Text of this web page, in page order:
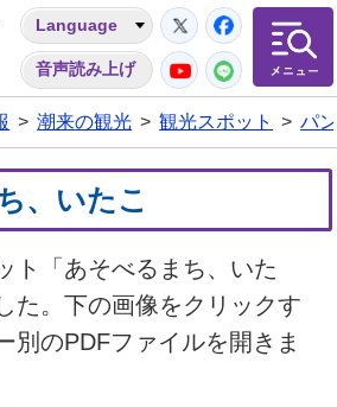
潮来市
Language
音声読み上げ
Twitter
YouTube
LINE
> 潮来の観光 > 観光スポット > パ
、いたこ
ト「あそべるまち、いた
た。下の画像をクリックす
別のPDFファイルを開きま